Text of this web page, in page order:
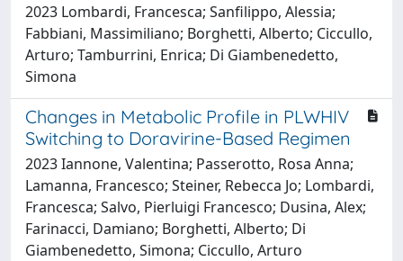
2023 Lombardi, Francesca; Sanfilippo, Alessia;
Fabbiani, Massimiliano; Borghetti, Alberto; Ciccullo,
Arturo; Tamburrini, Enrica; Di Giambenedetto,
Simona
Changes in Metabolic Profile in PLWHIV
Switching to Doravirine-Based Regimen
2023 Iannone, Valentina; Passerotto, Rosa Anna;
Lamanna, Francesco; Steiner, Rebecca Jo; Lombardi,
Francesca; Salvo, Pierluigi Francesco; Dusina, Alex;
Farinacci, Damiano; Borghetti, Alberto; Di
Giambenedetto, Simona; Ciccullo, Arturo